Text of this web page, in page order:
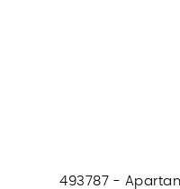
493787 -